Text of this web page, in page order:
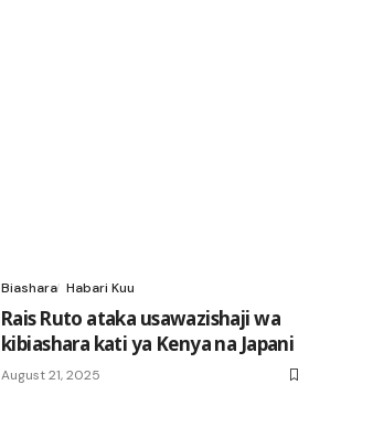
Biashara Habari Kuu
Rais Ruto ataka usawazishaji wa
kibiashara kati ya Kenya na Japani
August 21, 2025